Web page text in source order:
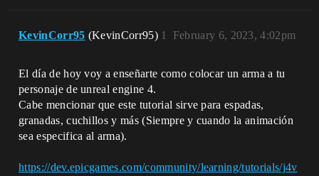
KevinCorr95 (KevinCorr95) February 6, 2023, 4:02pm
1
El día de hoy voy a enseñarte como colocar un arma a tu
personaje de unreal engine 4.
Cabe mencionar que este tutorial sirve para espadas,
granadas, cuchillos y más (Siempre y cuando la animación
sea especifica al arma).
https://dev.epicgames.com/community/learning/tutorials/j4v